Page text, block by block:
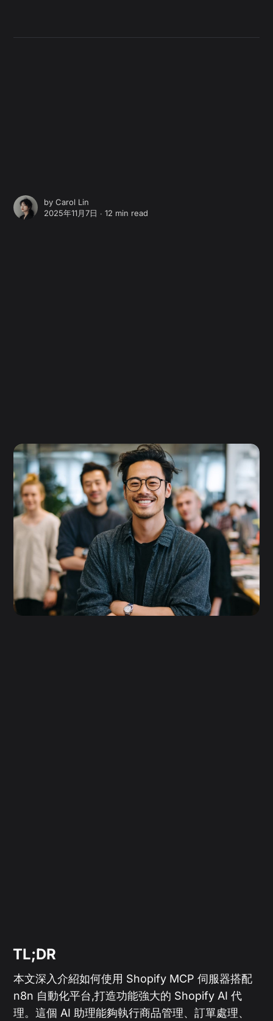
byCarol Lin
2025年11月7日 ∙12 min read
TL;DR
本文深入介紹如何使用 Shopify MCP 伺服器搭配
n8n 自動化平台,打造功能強大的 Shopify AI 代
理。這個 AI 助理能夠執行商品管理、訂單處理、